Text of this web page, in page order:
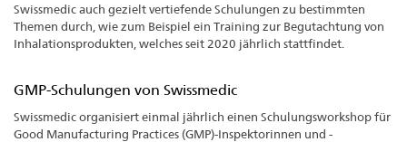
Swissmedic auch gezielt vertiefende Schulungen zu bestimmten
Themen durch, wie zum Beispiel ein Training zur Begutachtung von
Inhalationsprodukten, welches seit 2020 jährlich stattfindet.
GMP-Schulungen von Swissmedic
Swissmedic organisiert einmal jährlich einen Schulungsworkshop für
Good Manufacturing Practices (GMP)-Inspektorinnen und -